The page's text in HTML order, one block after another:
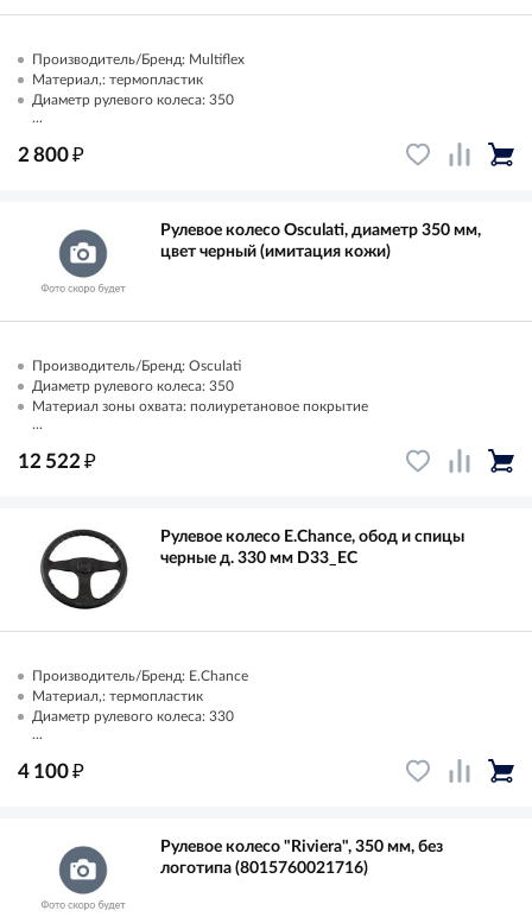
Производитель/Бренд: Multiflex
Материал,: термопластик
Диаметр рулевого колеса: 350
...
2 800₽
Рулевое колесо Osculati, диаметр 350 мм,
цвет черный (имитация кожи)
Производитель/Бренд: Osculati
Диаметр рулевого колеса: 350
Материал зоны охвата: полиуретановое покрытие
...
12 522 ₽
Рулевое колесо E.Chance, обод и спицы
черные д. 330 мм D33_EC
Производитель/Бренд: E.Chance
Материал,: термопластик
Диаметр рулевого колеса: 330
...
4 100₽
Рулевое колесо "Riviera", 350 мм, без
логотипа (8015760021716)